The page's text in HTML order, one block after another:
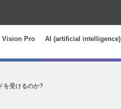
Vision Pro AI (artificial intelligence)
を受けるのか?